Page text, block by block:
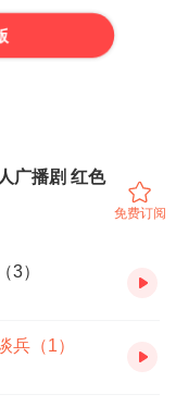
广播剧 红色
免费订阅
3）
（1）